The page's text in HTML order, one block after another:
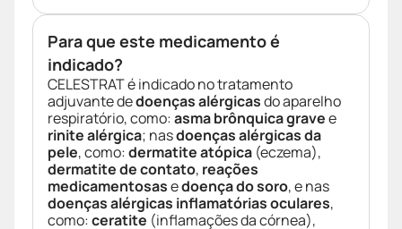
Para que este medicamento é
indicado?
CELESTRAT é indicado no tratamento
adjuvante dedoenças alérgicasdo aparelho
respiratório, como:asma brônquica gravee
rinite alérgica; nasdoenças alérgicas da
pele, como:dermatite atópica (eczema),
dermatite de contato, reações
medicamentosasedoença do soro, e nas
doenças alérgicas inflamatórias oculares,
como:ceratite (inflamações da córnea),